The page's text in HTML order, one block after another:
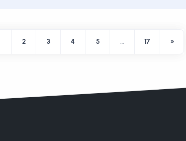
2 3 4 5 … 17 »